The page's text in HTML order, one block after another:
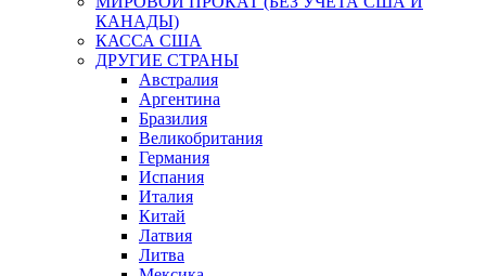
КАНАДЫ)
КАССА США
ДРУГИЕ СТРАНЫ
Австралия
Аргентина
Бразилия
Великобритания
Германия
Испания
Италия
Китай
Латвия
Литва